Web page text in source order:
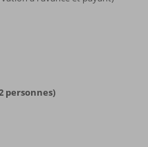
personnes)